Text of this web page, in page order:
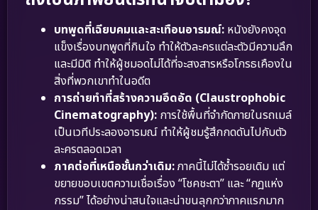
บทพูดที่เฉียบคมและสะเทือนอารมณ์: หนังยังคงจุด
แข็งเรื่องบทพูดที่กินใจ ทำให้ตัวละครแต่ละตัวมีความลึก
และมีมิติ ทำให้ผู้ชมอดไม่ได้ที่จะสงสารหรือโกรธเคืองใน
สิ่งที่พวกเขาทำในอดีต
การถ่ายทำที่สร้างความอึดอัด (Claustrophobic
Cinematography): การใช้พื้นที่จำกัดภายในรถเมล์
เป็นเวทีประลองอารมณ์ ทำให้ผู้ชมรู้สึกกดดันไปกับตัว
ละครตลอดเวลา
ภาคต่อที่เหนือชั้นกว่าเดิม:ภาคนี้ไม่ได้ซ้ำรอยเดิม แต่
ขยายขอบเขตความเชื่อเรื่อง “โชคชะตา” และ “กฎแห่ง
กรรม” ได้อย่างน่าสนใจและน่าขนลุกกว่าภาคแรกมาก